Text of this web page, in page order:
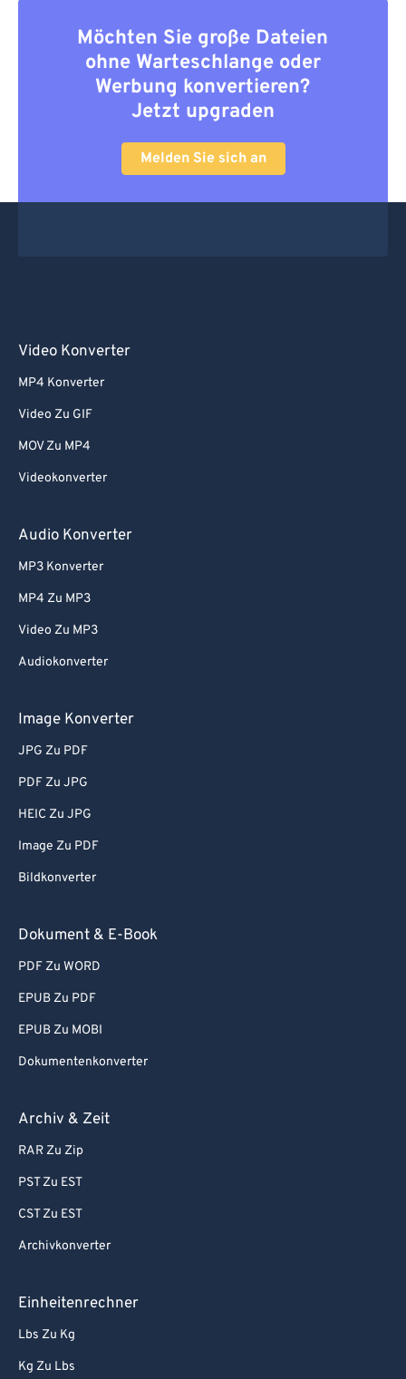
Möchten Sie große Dateien
ohne Warteschlange oder
Werbung konvertieren?
Jetzt upgraden
Melden Sie sich an
Video Konverter
MP4 Konverter
Video Zu GIF
MOV Zu MP4
Videokonverter
Audio Konverter
MP3 Konverter
MP4 Zu MP3
Video Zu MP3
Audiokonverter
Image Konverter
JPG Zu PDF
PDF Zu JPG
HEIC Zu JPG
Image Zu PDF
Bildkonverter
Dokument & E-Book
PDF Zu WORD
EPUB Zu PDF
EPUB Zu MOBI
Dokumentenkonverter
Archiv & Zeit
RAR Zu Zip
PST Zu EST
CST Zu EST
Archivkonverter
Einheitenrechner
Lbs Zu Kg
Kg Zu Lbs